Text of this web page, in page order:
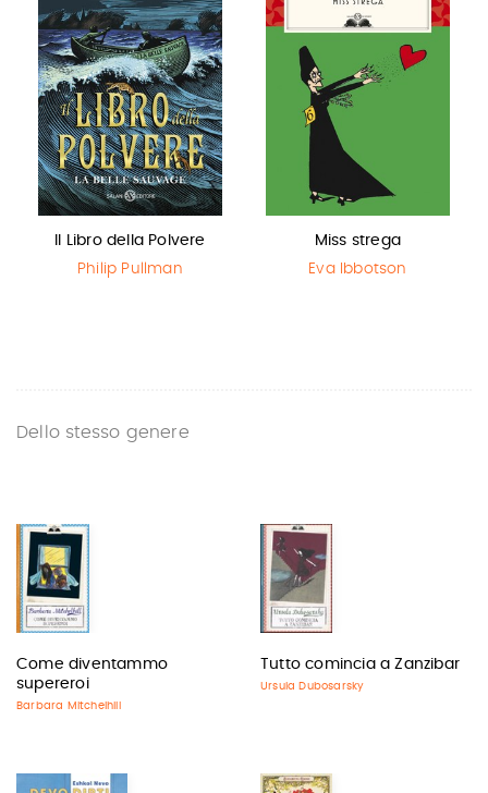
Il Libro della Polvere
Philip Pullman
Miss strega
Eva Ibbotson
Dello stesso genere
Come diventammo
supereroi
Barbara Mitchelhill
Tutto comincia a Zanzibar
Ursula Dubosarsky